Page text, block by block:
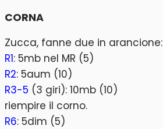
CORNA
Zucca, fanne due in arancione:
R1: 5mb nel MR (5)
R2: 5aum (10)
R3-5 (3 giri): 10mb (10)
riempire il corno.
R6: 5dim (5)